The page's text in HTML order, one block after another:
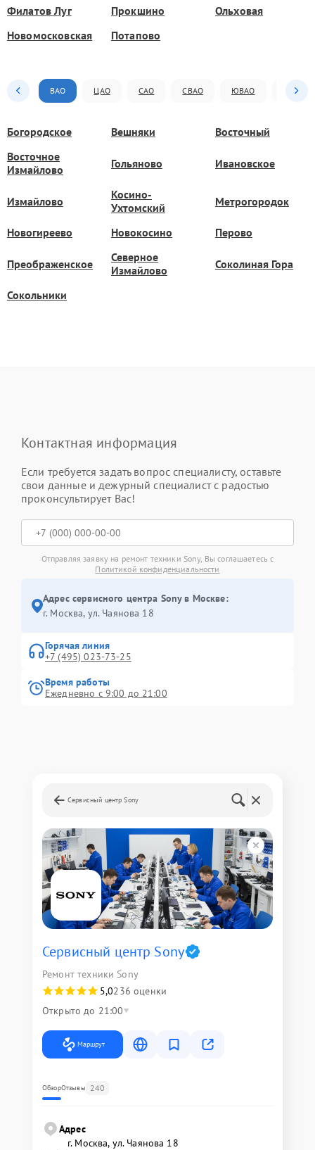
Филатов Луг Прокшино
Ольховая
Новомосковская
Потапово
ВАО ЦАО САО СВАО ЮВАО ЮАО
Богородское Вешняки
Восточный
Восточное
Измайлово
Гольяново Ивановское
Измайлово
Косино-
Ухтомский
Метрогородок
Новогиреево Новокосино Перово
Преображенское
Северное
Измайлово
Соколиная Гора
Сокольники
Контактная информация
Если требуется задать вопрос специалисту, оставьте
свои данные и дежурный специалист с радостью
проконсультирует Вас!
Отправляя заявку на ремонт техники Sony, Вы соглашаетесь с
Политикой конфиденциальности
Адрес сервисного центра Sony в Москве:
г. Москва, ул. Чаянова 18
Горячая линия
+7 (495) 023-73-25
Время работы
Ежедневно с 9:00 до 21:00
Сервисный центр Sony
Сервисный центр Sony
Ремонт техники Sony
5,0236 оценки
Открыто до 21:00
Маршрут
ОбзорОтзывы 240
Адрес
г. Москва, ул. Чаянова 18